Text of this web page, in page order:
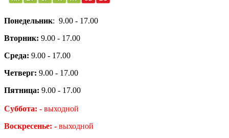
Понедельник: 9.00 - 17.00
Вторник: 9.00 - 17.00
Среда: 9.00 - 17.00
Четверг: 9.00 - 17.00
Пятница: 9.00 - 17.00
Суббота: - выходной
Воскресенье: - выходной